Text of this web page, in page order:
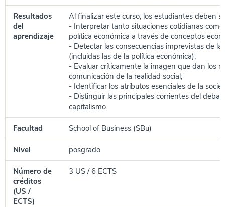
Resultados
del
aprendizaje
Al finalizar este curso, los estudiantes deben
- Interpretar tanto situaciones cotidianas
política económica a través de conceptos
- Detectar las consecuencias imprevistas de
(incluidas las de la política económica);
- Evaluar críticamente la imagen que dan los
comunicación de la realidad social;
- Identificar los atributos esenciales de la
- Distinguir las principales corrientes del
capitalismo.
Facultad School of Business (SBu)
Nivel posgrado
Número de
créditos
(US /
ECTS)
3 US / 6 ECTS